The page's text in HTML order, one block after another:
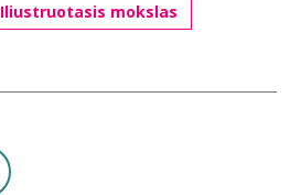
Iliustruotasis mokslas